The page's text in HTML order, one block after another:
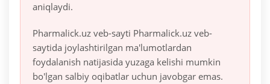
aniqlaydi.
Pharmalick.uz veb-sayti Pharmalick.uz veb-
saytida joylashtirilgan ma'lumotlardan
foydalanish natijasida yuzaga kelishi mumkin
bo'lgan salbiy oqibatlar uchun javobgar emas.